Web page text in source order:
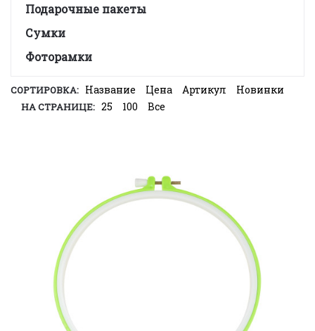
Подарочные пакеты
Сумки
Фоторамки
СОРТИРОВКА: Название Цена Артикул Новинки
НА СТРАНИЦЕ: 25 100 Все